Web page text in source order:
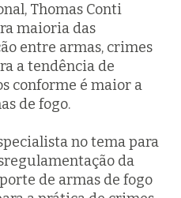
Thomas Conti
maioria das
entre armas, crimes
a tendência de
conforme é maior a
de fogo.
no tema para
da
de armas de fogo